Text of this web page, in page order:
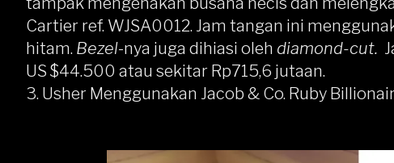
Cartier ref. WJSA0012. Jam tangan ini
hitam. Bezel-nya juga dihiasi oleh diamond-cut.
US $44.500 atau sekitar Rp715,6 jutaan.
3. Usher Menggunakan Jacob & Co. Ruby